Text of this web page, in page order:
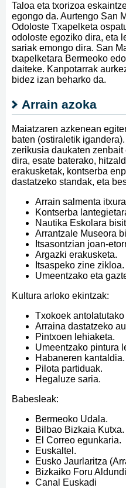
Taloa eta txorizoa
egongo da. Aurtengo San
Odoloste Txapelketa
odoloste egoziko dira, eta
sariak emongo dira. San
txapelketara Bermeoko
daiteke. Kanpotarrak
bidez izan beharko da.
Arrain azoka
Maiatzaren azkenean
baten (ostiraletik
zerikusia daukaten
dira, esate baterako,
erakusketak, kontserba
dastatzeko standak, eta
Arrain salmenta
Kontserba
Nautika Eskolara
Arrantzale Museora
Itsasontzian joan-
Argazki erakusketa.
Itsaspeko zine zikloa.
Umeentzako eta
Kultura arloko ekintzak:
Txokoek
Arraina dastatzeko
Pintxoen lehiaketa.
Umeentzako pintura
Habaneren kantaldia.
Pilota partiduak.
Hegaluze saria.
Babesleak:
Bermeoko Udala.
Bilbao Bizkaia Kutxa.
El Correo egunkaria.
Euskaltel.
Eusko Jaurlaritza
Bizkaiko Foru
Canal Euskadi